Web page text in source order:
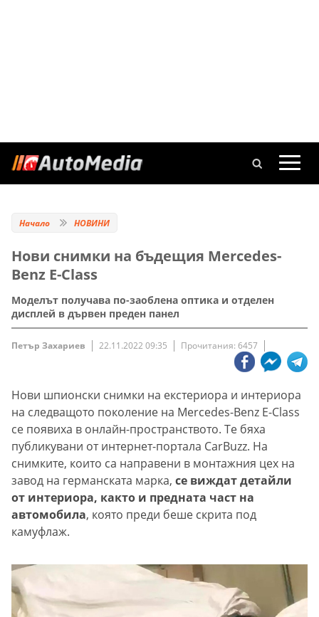
Начало НОВИНИ
Нови снимки на бъдещия Mercedes-
Benz E-Class
Моделът получава по-заоблена оптика и отделен
дисплей в дървен преден панел
Петър Захариев 22.11.2022 09:35 Прочитания: 6457
Нови шпионски снимки на екстериора и интериора
на следващото поколение на Mercedes-Benz E-Class
се появиха в онлайн-пространството. Те бяха
публикувани от интернет-портала CarBuzz. На
снимките, които са направени в монтажния цех на
завод на германската марка, се виждат детайли
от интериора, както и предната част на
автомобила, която преди беше скрита под
камуфлаж.